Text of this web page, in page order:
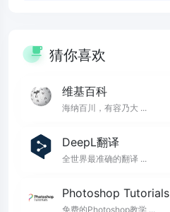
猜你喜欢
维基百科
海纳百川，有容乃大 ...
DeepL翻译
全世界最准确的翻译 ...
Photoshop Tutorials
免费的Photoshop教学 ...